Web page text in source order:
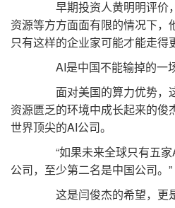
早期投资人黄明明评价
资源等方方面面有限的情况下，
只有这样的企业家可能才能走得
AI是中国不能输掉的一场
面对美国的算力优势，
资源匮乏的环境中成长起来的俊
世界顶尖的AI公司。
“如果未来全球只有五家
公司，至少第二名是中国公司。”
这是闫俊杰的希望，更是